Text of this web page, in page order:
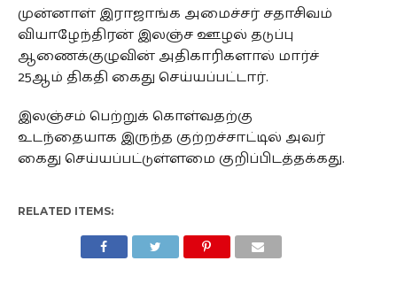
முன்னாள் இராஜாங்க அமைச்சர் சதாசிவம்
வியாழேந்திரன் இலஞ்ச ஊழல் தடுப்பு
ஆணைக்குழுவின் அதிகாரிகளால் மார்ச்
25ஆம் திகதி கைது செய்யப்பட்டார்.
இலஞ்சம் பெற்றுக் கொள்வதற்கு
உடந்தையாக இருந்த குற்றச்சாட்டில் அவர்
கைது செய்யப்பட்டுள்ளமை குறிப்பிடத்தக்கது.
RELATED ITEMS: